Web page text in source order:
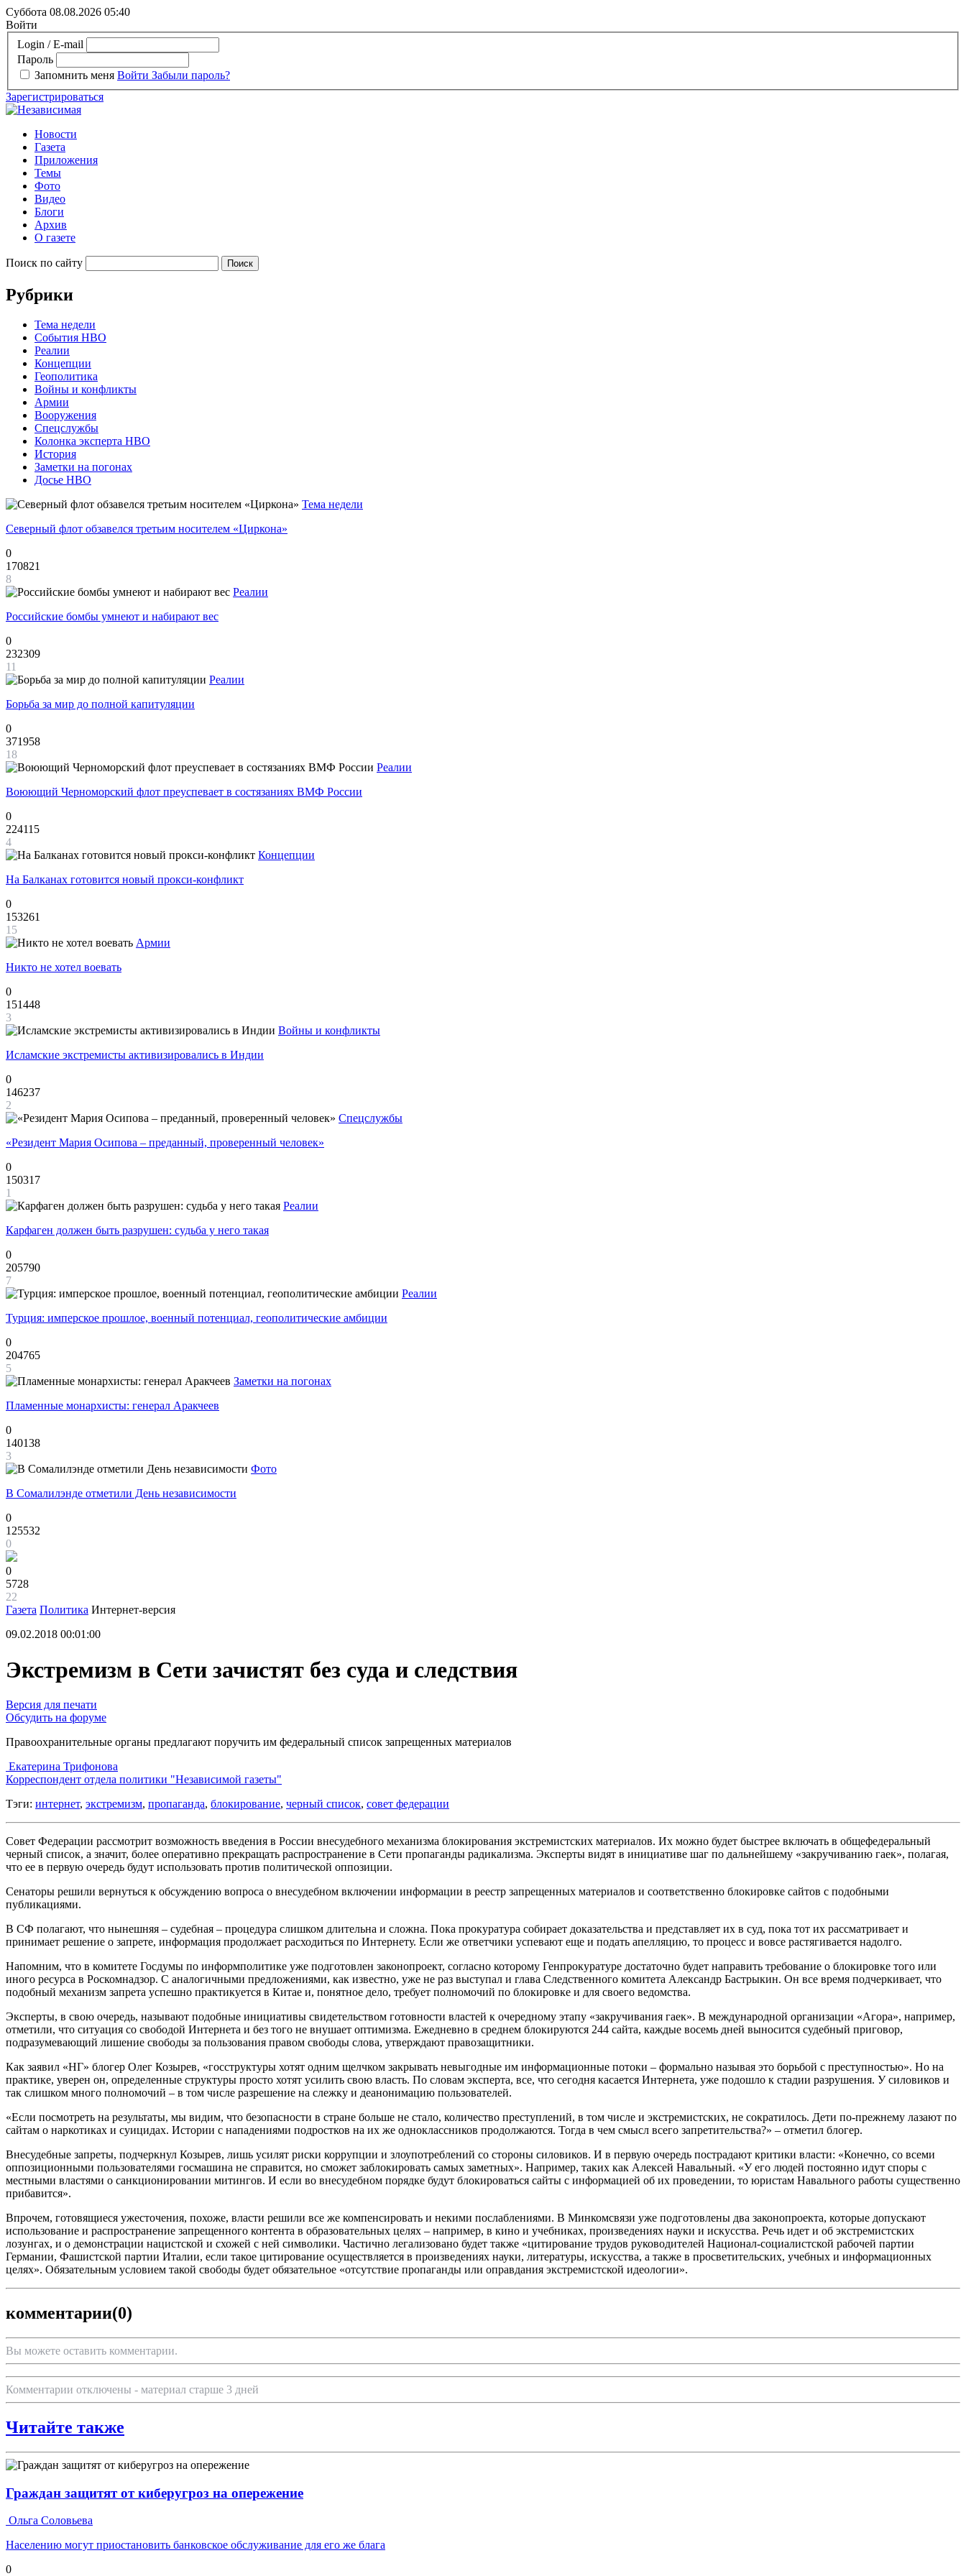
Суббота 08.08.2026 05:40
Войти
Login / E-mail
Пароль
Запомнить меня Войти Забыли пароль?
Зарегистрироваться
Новости
Газета
Приложения
Темы
Фото
Видео
Блоги
Архив
О газете
Поиск по сайту
Рубрики
Тема недели
События НВО
Реалии
Концепции
Геополитика
Войны и конфликты
Армии
Вооружения
Спецслужбы
Колонка эксперта НВО
История
Заметки на погонах
Досье НВО
Тема недели
Северный флот обзавелся третьим носителем «Циркона»
0
170821
8
Реалии
Российские бомбы умнеют и набирают вес
0
232309
11
Реалии
Борьба за мир до полной капитуляции
0
371958
18
Реалии
Воюющий Черноморский флот преуспевает в состязаниях ВМФ России
0
224115
4
Концепции
На Балканах готовится новый прокси-конфликт
0
153261
15
Армии
Никто не хотел воевать
0
151448
3
Войны и конфликты
Исламские экстремисты активизировались в Индии
0
146237
2
Спецслужбы
«Резидент Мария Осипова – преданный, проверенный человек»
0
150317
1
Реалии
Карфаген должен быть разрушен: судьба у него такая
0
205790
7
Реалии
Турция: имперское прошлое, военный потенциал, геополитические амбиции
0
204765
5
Заметки на погонах
Пламенные монархисты: генерал Аракчеев
0
140138
3
Фото
В Сомалилэнде отметили День независимости
0
125532
0
0
5728
22
Газета Политика Интернет-версия
09.02.2018 00:01:00
Экстремизм в Сети зачистят без суда и следствия
Версия для печати
Обсудить на форуме
Правоохранительные органы предлагают поручить им федеральный список запрещенных материалов
Екатерина Трифонова
Корреспондент отдела политики "Независимой газеты"
Тэги: интернет, экстремизм, пропаганда, блокирование, черный список, совет федерации
Совет Федерации рассмотрит возможность введения в России внесудебного механизма блокирования экстремистских материалов. Их можно будет быстрее включать в общефедеральный
черный список, а значит, более оперативно прекращать распространение в Сети пропаганды радикализма. Эксперты видят в инициативе шаг по дальнейшему «закручиванию гаек», полагая,
что ее в первую очередь будут использовать против политической оппозиции.
Сенаторы решили вернуться к обсуждению вопроса о внесудебном включении информации в реестр запрещенных материалов и соответственно блокировке сайтов с подобными
публикациями.
В СФ полагают, что нынешняя – судебная – процедура слишком длительна и сложна. Пока прокуратура собирает доказательства и представляет их в суд, пока тот их рассматривает и
принимает решение о запрете, информация продолжает расходиться по Интернету. Если же ответчики успевают еще и подать апелляцию, то процесс и вовсе растягивается надолго.
Напомним, что в комитете Госдумы по информполитике уже подготовлен законопроект, согласно которому Генпрокуратуре достаточно будет направить требование о блокировке того или
иного ресурса в Роскомнадзор. С аналогичными предложениями, как известно, уже не раз выступал и глава Следственного комитета Александр Бастрыкин. Он все время подчеркивает, что
подобный механизм запрета успешно практикуется в Китае и, понятное дело, требует полномочий по блокировке и для своего ведомства.
Эксперты, в свою очередь, называют подобные инициативы свидетельством готовности властей к очередному этапу «закручивания гаек». В международной организации «Агора», например,
отметили, что ситуация со свободой Интернета и без того не внушает оптимизма. Ежедневно в среднем блокируются 244 сайта, каждые восемь дней выносится судебный приговор,
подразумевающий лишение свободы за пользования правом свободы слова, утверждают правозащитники.
Как заявил «НГ» блогер Олег Козырев, «госструктуры хотят одним щелчком закрывать невыгодные им информационные потоки – формально называя это борьбой с преступностью». Но на
практике, уверен он, определенные структуры просто хотят усилить свою власть. По словам эксперта, все, что сегодня касается Интернета, уже подошло к стадии разрушения. У силовиков и
так слишком много полномочий – в том числе разрешение на слежку и деанонимацию пользователей.
«Если посмотреть на результаты, мы видим, что безопасности в стране больше не стало, количество преступлений, в том числе и экстремистских, не сократилось. Дети по-прежнему лазают по
сайтам о наркотиках и суицидах. Истории с нападениями подростков на их же одноклассников продолжаются. Тогда в чем смысл всего запретительства?» – отметил блогер.
Внесудебные запреты, подчеркнул Козырев, лишь усилят риски коррупции и злоупотреблений со стороны силовиков. И в первую очередь пострадают критики власти: «Конечно, со всеми
оппозиционными пользователями госмашина не справится, но сможет заблокировать самых заметных». Например, таких как Алексей Навальный. «У его людей постоянно идут споры с
местными властями о санкционировании митингов. И если во внесудебном порядке будут блокироваться сайты с информацией об их проведении, то юристам Навального работы существенно
прибавится».
Впрочем, готовящиеся ужесточения, похоже, власти решили все же компенсировать и некими послаблениями. В Минкомсвязи уже подготовлены два законопроекта, которые допускают
использование и распространение запрещенного контента в образовательных целях – например, в кино и учебниках, произведениях науки и искусства. Речь идет и об экстремистских
лозунгах, и о демонстрации нацистской и схожей с ней символики. Частично легализовано будет также «цитирование трудов руководителей Национал-социалистской рабочей партии
Германии, Фашистской партии Италии, если такое цитирование осуществляется в произведениях науки, литературы, искусства, а также в просветительских, учебных и информационных
целях». Обязательным условием такой свободы будет обязательное «отсутствие пропаганды или оправдания экстремистской идеологии».
комментарии(0)
Вы можете оставить комментарии.
Комментарии отключены - материал старше 3 дней
Читайте также
Граждан защитят от киберугроз на опережение
Ольга Соловьева
Населению могут приостановить банковское обслуживание для его же блага
0